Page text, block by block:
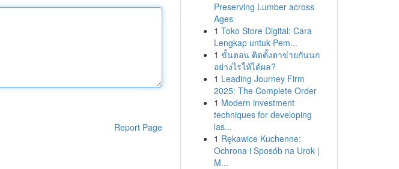
Report Page
Preserving Lumber across
Ages
1 Toko Store Digital: Cara
Lengkap untuk Pem...
1 ขั้นตอน ติดตั้งตาข่ายกันนก
อย่างไรให้ได้ผล?
1 Leading Journey Firm
2025: The Complete Order
1 Modern investment
techniques for developing
las...
1 Rękawice Kuchenne:
Ochrona i Sposób na Urok |
M...